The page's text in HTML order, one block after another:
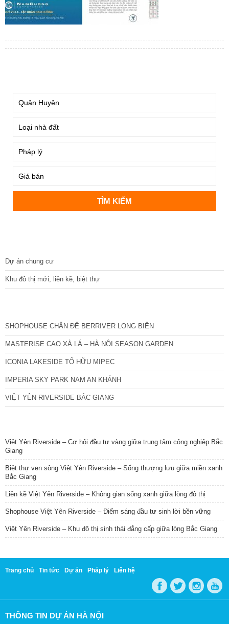
Dự án chung cư
Khu đô thị mới, liền kề, biệt thự
SHOPHOUSE CHÂN ĐẾ BERRIVER LONG BIÊN
MASTERISE CAO XÀ LÁ – HÀ NỘI SEASON GARDEN
ICONIA LAKESIDE TỐ HỮU MIPEC
IMPERIA SKY PARK NAM AN KHÁNH
VIỆT YÊN RIVERSIDE BẮC GIANG
Việt Yên Riverside – Cơ hội đầu tư vàng giữa trung tâm công nghiệp Bắc
Giang
Biệt thự ven sông Việt Yên Riverside – Sống thượng lưu giữa miền xanh
Bắc Giang
Liền kề Việt Yên Riverside – Không gian sống xanh giữa lòng đô thị
Shophouse Việt Yên Riverside – Điểm sáng đầu tư sinh lời bền vững
Việt Yên Riverside – Khu đô thị sinh thái đẳng cấp giữa lòng Bắc Giang
Trang chủ Tin tức Dự án Pháp lý Liên hệ
THÔNG TIN DỰ ÁN HÀ NỘI